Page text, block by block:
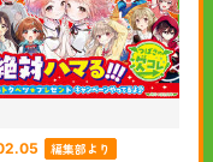
編集部より